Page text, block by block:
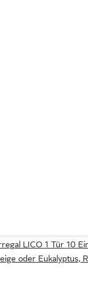
LICO 1 Tür 10
oder Eukalyptus,